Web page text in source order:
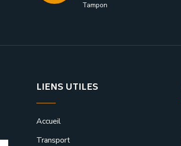
Tampon
LIENS UTILES
Accueil
Transport